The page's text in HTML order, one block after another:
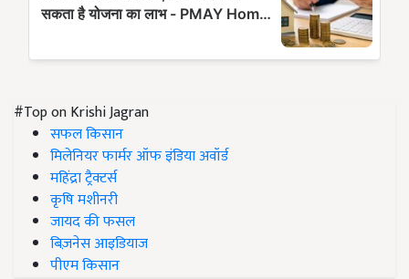
#Top on Krishi Jagran
सफल किसान
मिलेनियर फार्मर ऑफ इंडिया अवॉर्ड
महिंद्रा ट्रैक्टर्स
कृषि मशीनरी
जायद की फसल
बिज़नेस आइडियाज
पीएम किसान